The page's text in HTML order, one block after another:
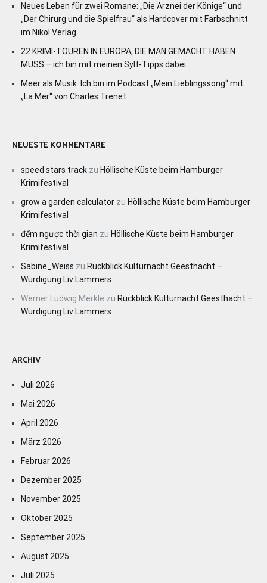
Neues Leben für zwei Romane: „Die Arznei der Könige“ und
„Der Chirurg und die Spielfrau“ als Hardcover mit Farbschnitt
im Nikol Verlag
22 KRIMI-TOUREN IN EUROPA, DIE MAN GEMACHT HABEN
MUSS – ich bin mit meinen Sylt-Tipps dabei
Meer als Musik: Ich bin im Podcast „Mein Lieblingssong“ mit
„La Mer“ von Charles Trenet
NEUESTE KOMMENTARE
speed stars track zu Höllische Küste beim Hamburger
Krimifestival
grow a garden calculator zu Höllische Küste beim Hamburger
Krimifestival
đếm ngược thời gian zu Höllische Küste beim Hamburger
Krimifestival
Sabine_Weiss zu Rückblick Kulturnacht Geesthacht –
Würdigung Liv Lammers
Werner Ludwig Merkle zu Rückblick Kulturnacht Geesthacht –
Würdigung Liv Lammers
ARCHIV
Juli 2026
Mai 2026
April 2026
März 2026
Februar 2026
Dezember 2025
November 2025
Oktober 2025
September 2025
August 2025
Juli 2025